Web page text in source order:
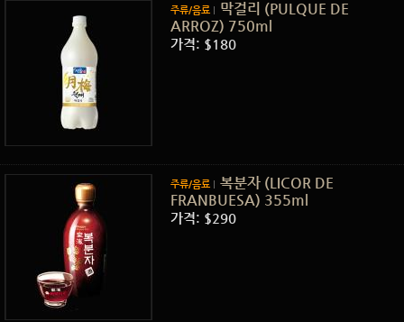
주류/음료
막걸리 (PULQUE DE
ARROZ) 750ml
가격: $180
주류/음료
복분자 (LICOR DE
FRANBUESA) 355ml
가격: $290